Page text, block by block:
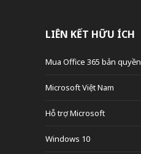
LIÊN KẾT HỮU ÍCH
Mua Office 365 bản quyền
Microsoft Việt Nam
Hỗ trợ Microsoft
Windows 10